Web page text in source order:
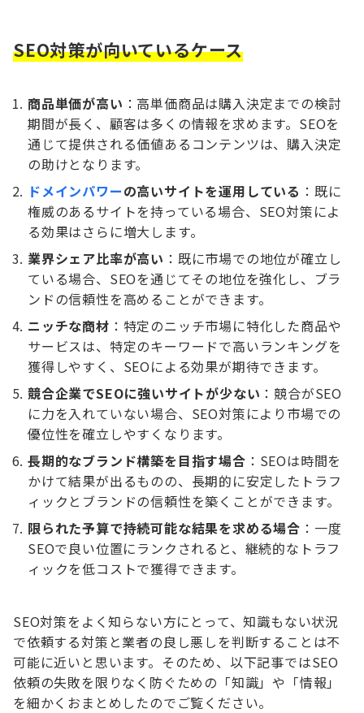
SEO対策が向いているケース
商品単価が高い ：高単価商品は購入決定までの検討
期間が長く、顧客は多くの情報を求めます。SEOを
通じて提供される価値あるコンテンツは、購入決定
の助けとなります。
ドメインパワーの高いサイトを運用している ：既に
権威のあるサイトを持っている場合、SEO対策によ
る効果はさらに増大します。
業界シェア比率が高い ：既に市場での地位が確立し
ている場合、SEOを通じてその地位を強化し、ブラ
ンドの信頼性を高めることができます。
ニッチな商材 ：特定のニッチ市場に特化した商品や
サービスは、特定のキーワードで高いランキングを
獲得しやすく、SEOによる効果が期待できます。
競合企業でSEOに強いサイトが少ない ：競合がSEO
に力を入れていない場合、SEO対策により市場での
優位性を確立しやすくなります。
長期的なブランド構築を目指す場合 ：SEOは時間を
かけて結果が出るものの、長期的に安定したトラフ
ィックとブランドの信頼性を築くことができます。
限られた予算で持続可能な結果を求める場合 ：一度
SEOで良い位置にランクされると、継続的なトラフ
ィックを低コストで獲得できます。
SEO対策をよく知らない方にとって、知識もない状況
で依頼する対策と業者の良し悪しを判断することは不
可能に近いと思います。そのため、以下記事ではSEO
依頼の失敗を限りなく防ぐための「知識」や「情報」
を細かくおまとめしたのでご覧ください。